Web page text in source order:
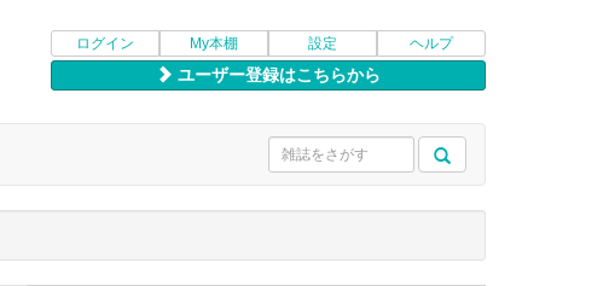
ログイン My本棚 設定 ヘルプ
ユーザー登録はこちらから